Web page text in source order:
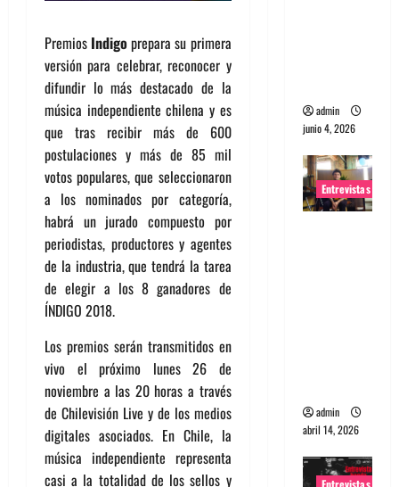
Premios Indigoprepara su primera
versión para celebrar, reconocer y
difundir lo más destacado de la
música independiente chilena y es
que tras recibir más de 600
postulaciones y más de 85 mil
votos populares, que seleccionaron
a los nominados por categoría,
habrá un jurado compuesto por
periodistas, productores y agentes
de la industria, que tendrá la tarea
de elegir a los 8 ganadores de
ÍNDIGO 2018.
Los premios serán transmitidos en
vivo el próximo lunes 26 de
noviembre a las 20 horas a través
de Chilevisión Live y de los medios
digitales asociados. En Chile, la
música independiente representa
casi a la totalidad de los sellos y
admin
junio 4, 2026
Entrevistas
admin
abril 14, 2026
Entrevistas